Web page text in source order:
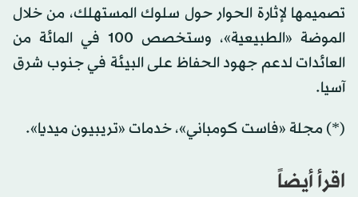
تصميمها لإثارة الحوار حول سلوك المستهلك، من خلال
الموضة «الطبيعية»، وستخصص 100 في المائة من
العائدات لدعم جهود الحفاظ على البيئة في جنوب شرق
آسيا.
(*) مجلة «فاست كومباني»، خدمات «تريبيون ميديا».
اقرأ أيضاً